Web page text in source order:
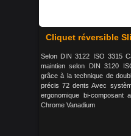
Cliquet réversible
Selon DIN 3122 ISO 3315
maintien selon DIN 3120
grâce à la technique de
précis 72 dents Avec
ergonomique bi-composant
Chrome Vanadium